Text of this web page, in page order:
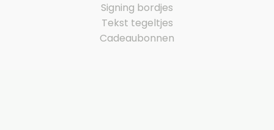
Signing bordjes
Tekst tegeltjes
Cadeaubonnen